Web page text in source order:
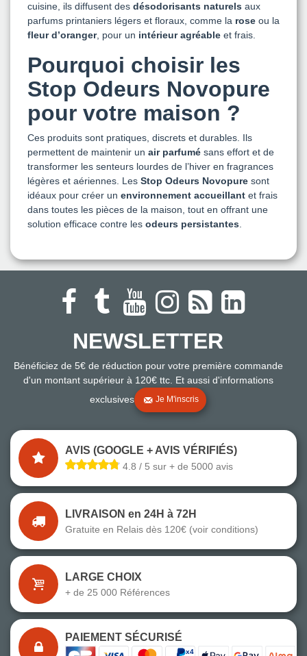
cuisine, ils diffusent des désodorisants naturels aux
parfums printaniers légers et floraux, comme la rose ou la
fleur d’oranger, pour un intérieur agréable et frais.
Pourquoi choisir les
Stop Odeurs Novopure
pour votre maison ?
Ces produits sont pratiques, discrets et durables. Ils
permettent de maintenir un air parfumé sans effort et de
transformer les senteurs lourdes de l’hiver en fragrances
légères et aériennes. Les Stop Odeurs Novopure sont
idéaux pour créer un environnement accueillant et frais
dans toutes les pièces de la maison, tout en offrant une
solution efficace contre les odeurs persistantes.
NEWSLETTER
Bénéficiez de 5€ de réduction pour votre première commande
d'un montant supérieur à 120€ ttc. Et aussi d'informations
exclusives
Je M'inscris
AVIS (GOOGLE + AVIS VÉRIFIÉS)
4.8 / 5 sur + de 5000 avis
LIVRAISON en 24H à 72H
Gratuite en Relais dès 120€ (voir conditions)
LARGE CHOIX
+ de 25 000 Références
PAIEMENT SÉCURISÉ